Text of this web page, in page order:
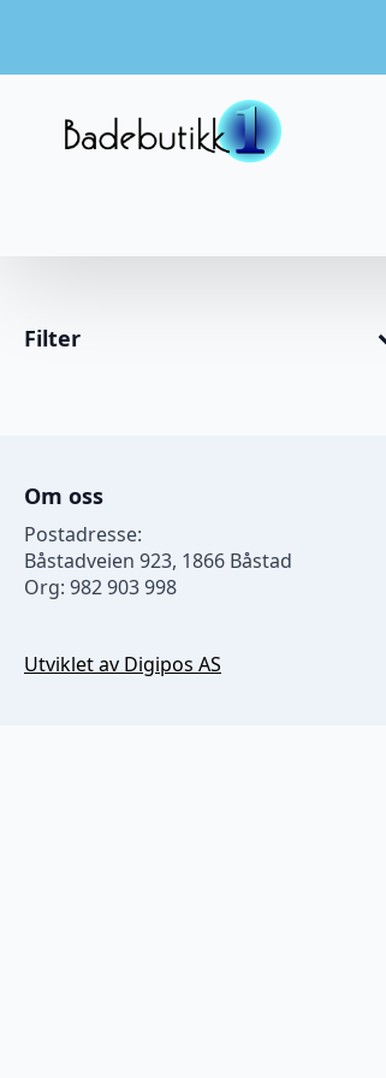
Filter
Om oss
Postadresse:
Båstadveien 923, 1866 Båstad
Org: 982 903 998
Utviklet av Digipos AS